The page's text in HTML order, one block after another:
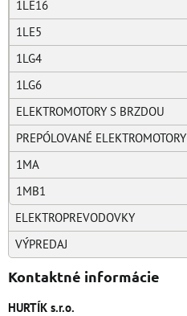
1LE16
1LE5
1LG4
1LG6
ELEKTROMOTORY S BRZDOU
PREPÓLOVANÉ ELEKTROMOTORY
1MA
1MB1
ELEKTROPREVODOVKY
VÝPREDAJ
Kontaktné informácie
HURTÍK s.r.o.